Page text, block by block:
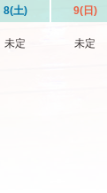
8(土) 9(日)
未定 未定